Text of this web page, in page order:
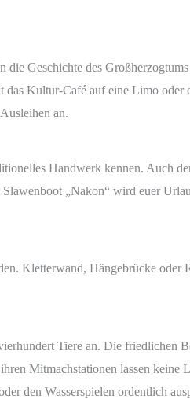
Geschichte des
das Kultur-Café auf eine Limo oder
an.
Handwerk kennen. Auch
„Nakon“ wird euer
Kletterwand, Hängebrücke oder
Tiere an. Die friedlichen
Mitmachstationen lassen keine
den Wasserspielen ordentlich